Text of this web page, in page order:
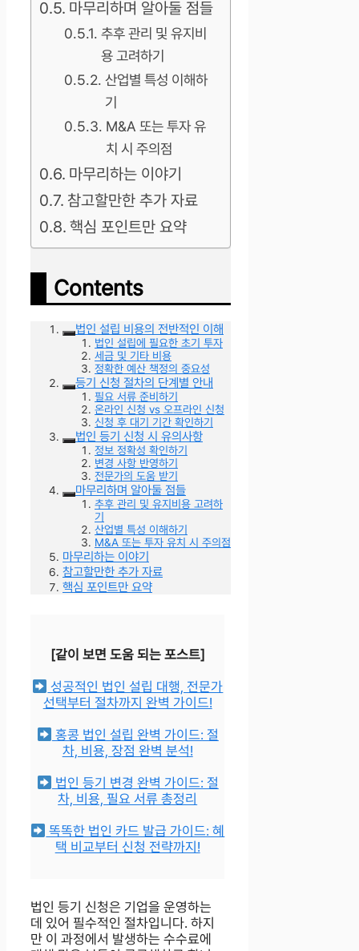
마무리하며 알아둘 점들
추후 관리 및 유지비
용 고려하기
산업별 특성 이해하
기
M&A 또는 투자 유
치 시 주의점
마무리하는 이야기
참고할만한 추가 자료
핵심 포인트만 요약
Contents
법인 설립 비용의 전반적인 이해
법인 설립에 필요한 초기 투자
세금 및 기타 비용
정확한 예산 책정의 중요성
등기 신청 절차의 단계별 안내
필요 서류 준비하기
온라인 신청 vs 오프라인 신청
신청 후 대기 기간 확인하기
법인 등기 신청 시 유의사항
정보 정확성 확인하기
변경 사항 반영하기
전문가의 도움 받기
마무리하며 알아둘 점들
추후 관리 및 유지비용 고려하
기
산업별 특성 이해하기
M&A 또는 투자 유치 시 주의점
마무리하는 이야기
참고할만한 추가 자료
핵심 포인트만 요약
[같이 보면 도움 되는 포스트]
성공적인 법인 설립 대행, 전문가
선택부터 절차까지 완벽 가이드!
홍콩 법인 설립 완벽 가이드: 절
차, 비용, 장점 완벽 분석!
법인 등기 변경 완벽 가이드: 절
차, 비용, 필요 서류 총정리
똑똑한 법인 카드 발급 가이드: 혜
택 비교부터 신청 전략까지!
법인 등기 신청은 기업을 운영하는
데 있어 필수적인 절차입니다. 하지
만 이 과정에서 발생하는 수수료에